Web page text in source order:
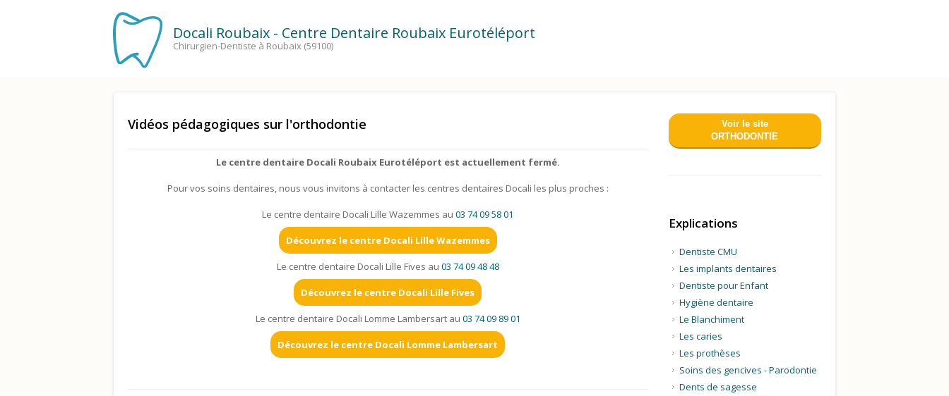
Docali Roubaix - Centre Dentaire Roubaix Eurotéléport
Chirurgien-Dentiste à Roubaix (59100)
Vidéos pédagogiques sur l'orthodontie
Le centre dentaire Docali Roubaix Eurotéléport est actuellement fermé.
Pour vos soins dentaires, nous vous invitons à contacter les centres dentaires Docali les plus proches :
Le centre dentaire Docali Lille Wazemmes au03 74 09 58 01
Découvrez le centre Docali Lille Wazemmes
Le centre dentaire Docali Lille Fives au 03 74 09 48 48
Découvrez le centre Docali Lille Fives
Le centre dentaire Docali Lomme Lambersart au 03 74 09 89 01
Découvrez le centre Docali Lomme Lambersart
Voir le site
ORTHODONTIE
Explications
Dentiste CMU
Les implants dentaires
Dentiste pour Enfant
Hygiène dentaire
Le Blanchiment
Les caries
Les prothèses
Soins des gencives - Parodontie
Dents de sagesse